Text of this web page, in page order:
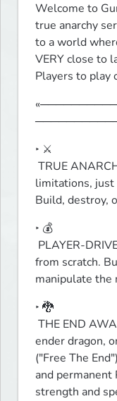
Welcome to
true anarchy
to a world
VERY close to
Players to play
‣ ⚔️
limitations, just
Build, destroy,
‣ 💰
from scratch.
manipulate the
‣ 🐉
ender dragon,
("Free The
and
strength and